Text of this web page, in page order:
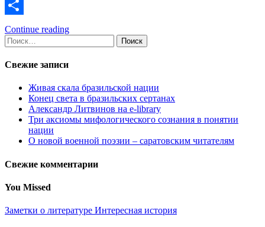
Link
VK
Отправить
Continue reading
Найти:
Свежие записи
Живая скала бразильской нации
Конец света в бразильских сертанах
Александр Литвинов на e-library
Три аксиомы мифологического сознания в понятии
нации
О новой военной поэзии – саратовским читателям
Свежие комментарии
You Missed
Заметки о литературе Интересная история